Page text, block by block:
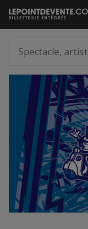
Passer
au
artiste,
lieu...